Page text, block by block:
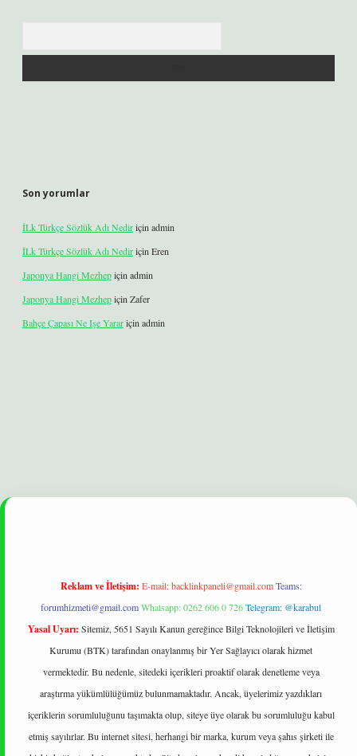
Son yorumlar
İLk Türkçe Sözlük Adı Nediriçin admin
İLk Türkçe Sözlük Adı Nediriçin Eren
Japonya Hangi Mezhepiçin admin
Japonya Hangi Mezhepiçin Zafer
Bahçe Çapası Ne Işe Yarariçin admin
yeni girişilbet
Reklam ve İletişim: E-mail:backlinkpaneli@gmail.com Teams:
forumhizmeti@gmail.comWhatsapp: 0262 606 0 726Telegram: @karabul
Yasal Uyarı: Sitemiz, 5651 Sayılı Kanun gereğince Bilgi Teknolojileri ve İletişim
Kurumu (BTK) tarafından onaylanmış bir Yer Sağlayıcı olarak hizmet
vermektedir. Bu nedenle, sitedeki içerikleri proaktif olarak denetleme veya
araştırma yükümlülüğümüz bulunmamaktadır. Ancak, üyelerimiz yazdıkları
içeriklerin sorumluluğunu taşımakta olup, siteye üye olarak bu sorumluluğu kabul
etmiş sayılırlar. Bu internet sitesi, herhangi bir marka, kurum veya şahıs şirketi ile